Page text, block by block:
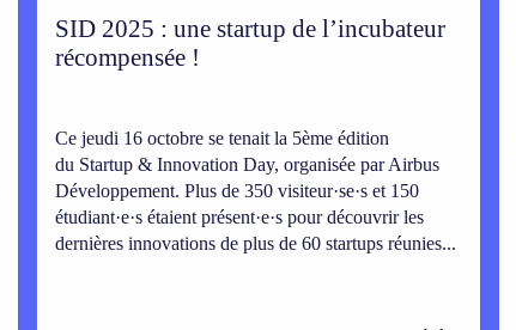
SID 2025 : une startup de l’incubateur
récompensée !
Ce jeudi 16 octobre se tenait la 5ème édition
du Startup & Innovation Day, organisée par Airbus
Développement. Plus de 350 visiteur·se·s et 150
étudiant·e·s étaient présent·e·s pour découvrir les
dernières innovations de plus de 60 startups réunies...